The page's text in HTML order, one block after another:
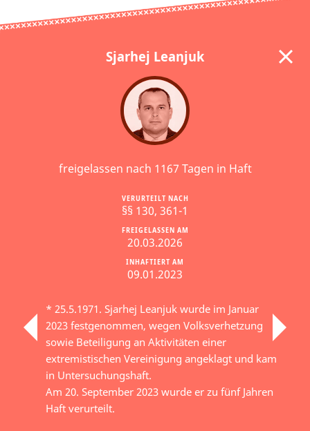
Sjarhej Leanjuk
freigelassen nach 1167 Tagen in Haft
INHAFTIERT AM
09.01.2023
FREIGELASSEN AM
20.03.2026
VERURTEILT NACH
§§ 130, 361-1
* 25.5.1971. Sjarhej Leanjuk wurde im Januar
2023 festgenommen, wegen Volksverhetzung
sowie Beteiligung an Aktivitäten einer
extremistischen Vereinigung angeklagt und kam
in Untersuchungshaft.
Am 20. September 2023 wurde er zu fünf Jahren
Haft verurteilt.